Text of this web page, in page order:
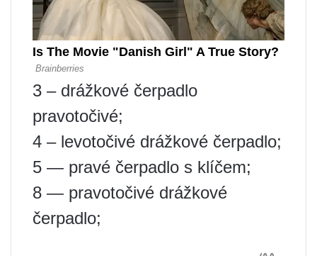
3 – drážkové čerpadlo
pravotočivé;
4 – levotočivé drážkové čerpadlo;
5 — pravé čerpadlo s klíčem;
8 — pravotočivé drážkové
čerpadlo;